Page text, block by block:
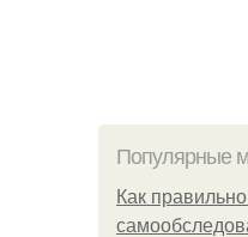
Популярные
Как